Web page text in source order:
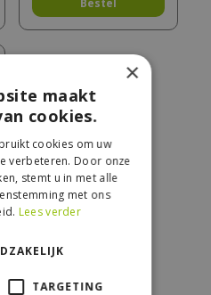
×
maakt
cookies.
cookies om uw
verbeteren. Door onze
stemt u in met alle
met ons
Lees verder
TARGETING